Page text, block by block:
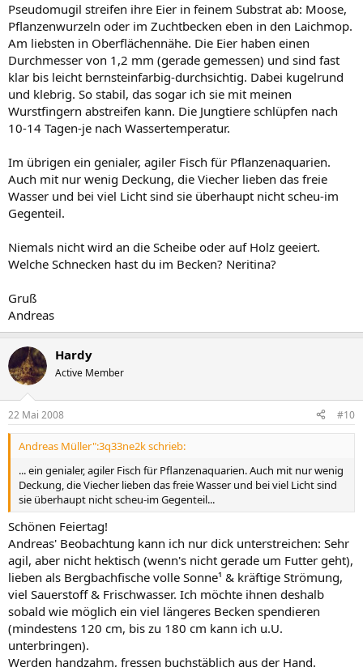
Pseudomugil streifen ihre Eier in feinem Substrat ab: Moose,
Pflanzenwurzeln oder im Zuchtbecken eben in den Laichmop.
Am liebsten in Oberflächennähe. Die Eier haben einen
Durchmesser von 1,2 mm (gerade gemessen) und sind fast
klar bis leicht bernsteinfarbig-durchsichtig. Dabei kugelrund
und klebrig. So stabil, das sogar ich sie mit meinen
Wurstfingern abstreifen kann. Die Jungtiere schlüpfen nach
10-14 Tagen-je nach Wassertemperatur.
Im übrigen ein genialer, agiler Fisch für Pflanzenaquarien.
Auch mit nur wenig Deckung, die Viecher lieben das freie
Wasser und bei viel Licht sind sie überhaupt nicht scheu-im
Gegenteil.
Niemals nicht wird an die Scheibe oder auf Holz geeiert.
Welche Schnecken hast du im Becken? Neritina?
Gruß
Andreas
Hardy
Active Member
22 Mai 2008 #10
Andreas Müller":3q33ne2k schrieb:
... ein genialer, agiler Fisch für Pflanzenaquarien. Auch mit nur wenig
Deckung, die Viecher lieben das freie Wasser und bei viel Licht sind
sie überhaupt nicht scheu-im Gegenteil...
Schönen Feiertag!
Andreas' Beobachtung kann ich nur dick unterstreichen: Sehr
agil, aber nicht hektisch (wenn's nicht gerade um Futter geht),
lieben als Bergbachfische volle Sonne¹ & kräftige Strömung,
viel Sauerstoff & Frischwasser. Ich möchte ihnen deshalb
sobald wie möglich ein viel längeres Becken spendieren
(mindestens 120 cm, bis zu 180 cm kann ich u.U.
unterbringen).
Werden handzahm, fressen buchstäblich aus der Hand.